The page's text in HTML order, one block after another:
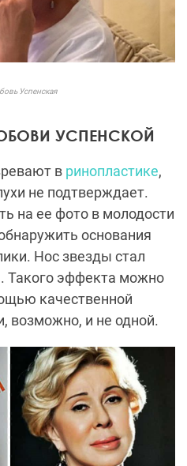
Успенская
УСПЕНСКОЙ
в ринопластике,
не подтверждает.
на ее фото в молодости
основания
Нос звезды стал
Такого эффекта можно
качественной
возможно, и не одной.